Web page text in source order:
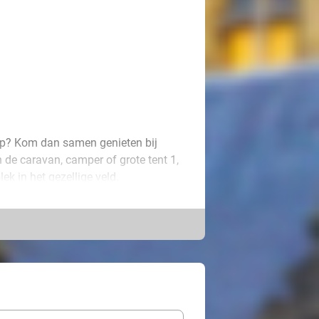
Kom dan samen genieten bij
caravan, camper of grote tent 1,
in het gezellige veld.
vind je gratis sanitaire
je kunt voetballen of
Wat dacht je van een
of Groningen? De ideale